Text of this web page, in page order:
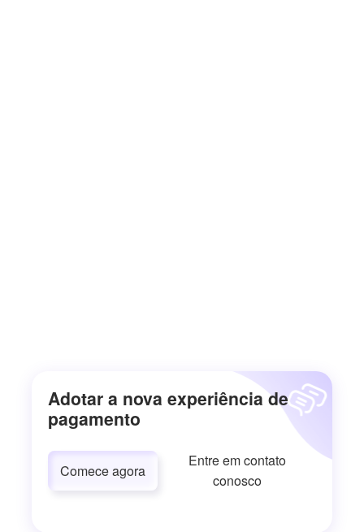
Adotar a nova experiência de
pagamento
Comece agora
Entre em contato
conosco